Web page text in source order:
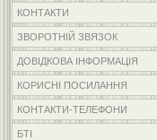
КОНТАКТИ
ЗВОРОТНІЙ ЗВЯЗОК
ДОВІДКОВА ІНФОРМАЦІЯ
КОРИСНІ ПОСИЛАННЯ
КОНТАКТИ-ТЕЛЕФОНИ
БТІ